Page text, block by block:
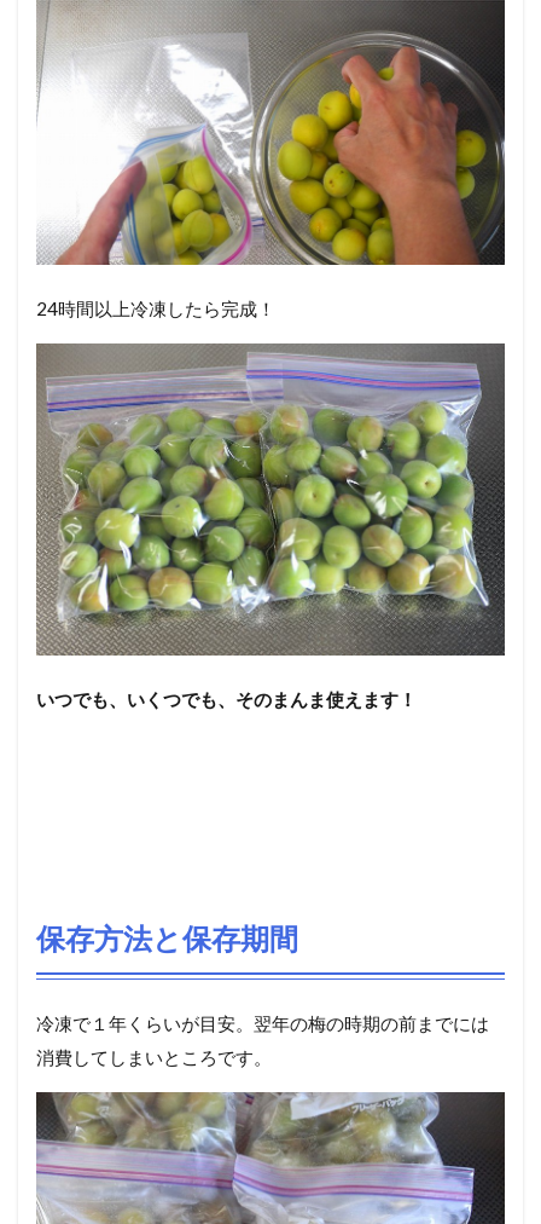
24時間以上冷凍したら完成！
いつでも、いくつでも、そのまんま使えます！
保存方法と保存期間
冷凍で１年くらいが目安。翌年の梅の時期の前までには
消費してしまいところです。